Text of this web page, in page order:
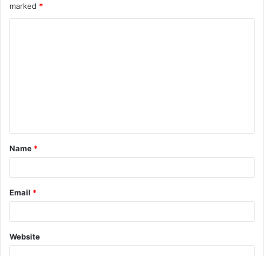
marked *
t
*
Name *
Email *
Website